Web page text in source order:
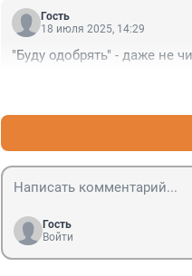
Гость
18 июля 2025, 14:29
"Буду одобрять" - даже не
Гость
Войти